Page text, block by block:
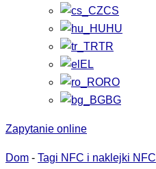
CS
HU
TR
EL
RO
BG
Zapytanie online
Dom - Tagi NFC i naklejki NFC